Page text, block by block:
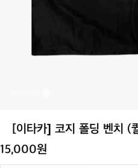
[이타카] 코지 폴딩 벤치 (
15,000원